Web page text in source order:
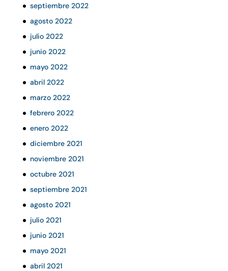
septiembre 2022
agosto 2022
julio 2022
junio 2022
mayo 2022
abril 2022
marzo 2022
febrero 2022
enero 2022
diciembre 2021
noviembre 2021
octubre 2021
septiembre 2021
agosto 2021
julio 2021
junio 2021
mayo 2021
abril 2021